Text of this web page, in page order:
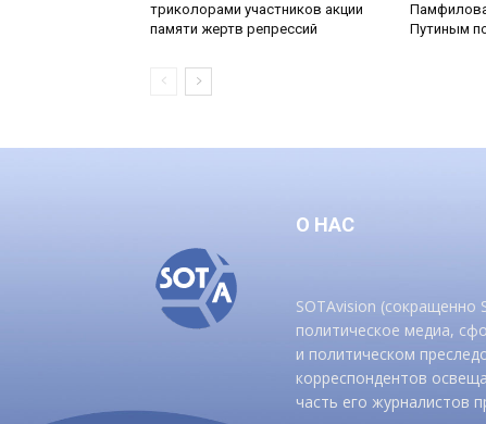
триколорами участников акции
памяти жертв репрессий
Путиным
О НАС
SOTAvision
политическое медиа,
и политическом
корреспондентов
часть его журналистов